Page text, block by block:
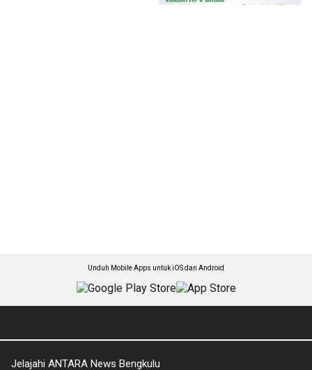
Unduh Mobile Apps untuk iOS dan Android
Jelajahi ANTARA News Bengkulu